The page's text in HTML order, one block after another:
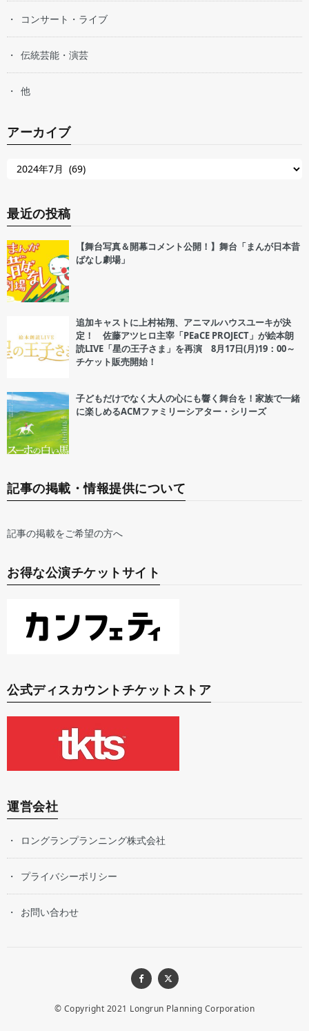
コンサート・ライブ
伝統芸能・演芸
他
アーカイブ
最近の投稿
【舞台写真＆開幕コメント公開！】舞台「まんが日本昔
ばなし劇場」
追加キャストに上村祐翔、アニマルハウスユーキが決
定！ 佐藤アツヒロ主宰「PEaCE PROJECT」が絵本朗
読LIVE「星の王子さま」を再演 8月17日(月)19：00～
チケット販売開始！
子どもだけでなく大人の心にも響く舞台を！家族で一緒
に楽しめるACMファミリーシアター・シリーズ
記事の掲載・情報提供について
記事の掲載をご希望の方へ
お得な公演チケットサイト
公式ディスカウントチケットストア
運営会社
ロングランプランニング株式会社
プライバシーポリシー
お問い合わせ
© Copyright 2021 Longrun Planning Corporation